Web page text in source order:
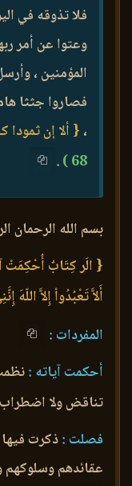
فلا تذوقه في
وعتوا عن أمر
المؤمنين ،
فصاروا جثثا
، { ألا إن ثمودا
68 )
.
بسم الله الرحمان
أَلاَّ تَعْبُدُواْ إِلاَّ اللّهَ
المفردات :
أحكمت آياته :
تناقض ولا
فصلت :ذكرت فيها
عقائدهم